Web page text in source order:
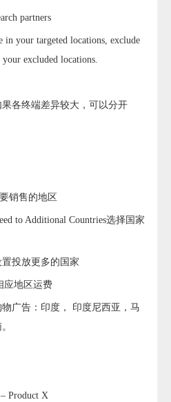
partners
your targeted locations, exclude
excluded locations.
各终端差异较大，可以分开
销售的地区
to Additional Countries选择国家
置投放更多的国家
应地区运费
广告：印度， 印度尼西亚，马
Product X